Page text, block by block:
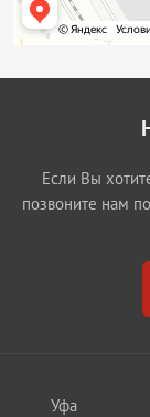
Если Вы
позвоните нам
Уфа